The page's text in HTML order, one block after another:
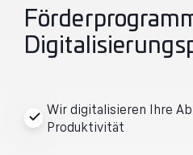
Individuelle IT-
Produkte & Angebote
Wir digitalisieren Ihre
Produktivität